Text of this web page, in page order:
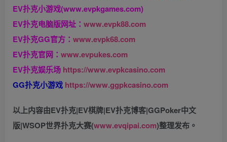
EV扑克小游戏(www.evpkgames.com)
EV扑克电脑版网址： www.evpk88.com
EV扑克GG官方： www.evpk68.com
EV扑克官网： www.evpukes.com
EV扑克娱乐场 https://www.evpkcasino.com
GG扑克小游戏 https://www.ggpkcasino.com
以上内容由EV扑克|EV棋牌|EV扑克博客|GGPoker中文
版|WSOP世界扑克大赛(www.evqipai.com)整理发布。